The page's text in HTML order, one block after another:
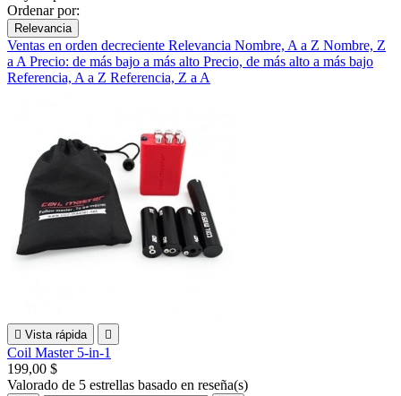
Ordenar por:
Relevancia
Ventas en orden decreciente Relevancia Nombre, A a Z Nombre, Z
a A Precio: de más bajo a más alto Precio, de más alto a más bajo
Referencia, A a Z Referencia, Z a A
 Vista rápida 
Coil Master 5-in-1
199,00 $
Valorado de 5 estrellas basado en reseña(s)